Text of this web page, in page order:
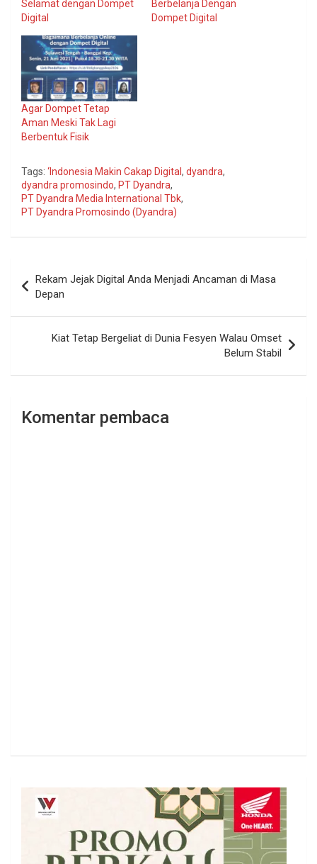
Selamat dengan Dompet
Digital
Berbelanja Dengan
Dompet Digital
Agar Dompet Tetap
Aman Meski Tak Lagi
Berbentuk Fisik
Tags: ‘Indonesia Makin Cakap Digital, dyandra,
dyandra promosindo, PT Dyandra,
PT Dyandra Media International Tbk,
PT Dyandra Promosindo (Dyandra)
pos
Rekam Jejak Digital Anda Menjadi Ancaman di Masa
Depan
Kiat Tetap Bergeliat di Dunia Fesyen Walau Omset
Belum Stabil
Komentar pembaca